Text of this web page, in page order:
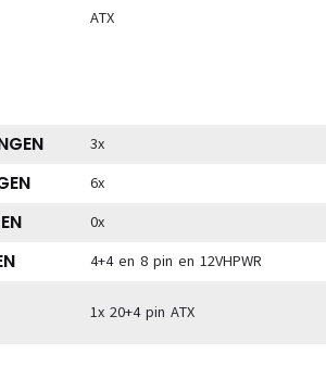
ATX
3x
6x
0x
4+4 en 8 pin en 12VHPWR
1x 20+4 pin ATX